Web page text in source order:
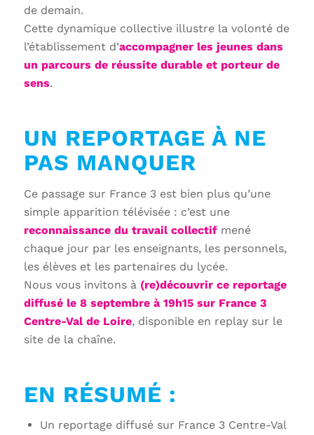
de demain.
Cette dynamique collective illustre la volonté de
l’établissement d’accompagner les jeunes dans
un parcours de réussite durable et porteur de
sens.
UN REPORTAGE À NE
PAS MANQUER
Ce passage sur France 3 est bien plus qu’une
simple apparition télévisée : c’est une
reconnaissance du travail collectifmené
chaque jour par les enseignants, les personnels,
les élèves et les partenaires du lycée.
Nous vous invitons à (re)découvrir ce reportage
diffusé le 8 septembre à 19h15 sur France 3
Centre-Val de Loire, disponible en replay sur le
site de la chaîne.
EN RÉSUMÉ :
Un reportage diffusé sur France 3 Centre-Val